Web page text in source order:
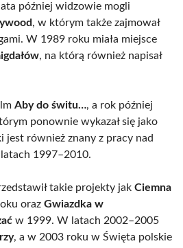
później widzowie mogli
, w którym także zajmował
W 1989 roku miała miejsce
, na którą również napisał
Aby do świtu…, a rok później
ponownie wykazał się jako
jest również znany z pracy nad
1997–2010.
takie projekty jak Ciemna
oraz Gwiazdka w
w 1999. W latach 2002–2005
, a w 2003 roku w Święta polskie